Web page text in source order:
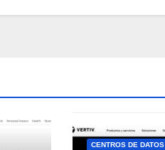
CENTROS DE DATOS